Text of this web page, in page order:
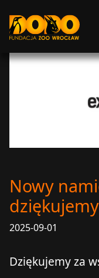
Nowy
2025-09-01
Dziękujemy za